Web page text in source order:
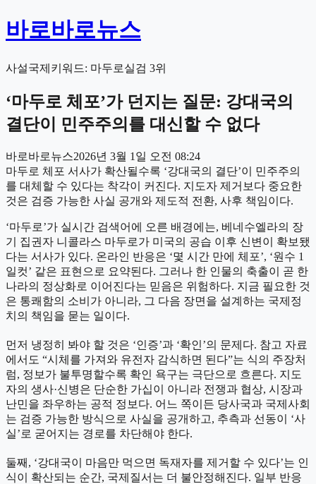
바로바로뉴스
사설국제 키워드: 마두로실검 3위
‘마두로 체포’가 던지는 질문: 강대국의
결단이 민주주의를 대신할 수 없다
바로바로뉴스2026년 3월 1일 오전 08:24
마두로 체포 서사가 확산될수록 ‘강대국의 결단’이 민주주의
를 대체할 수 있다는 착각이 커진다. 지도자 제거보다 중요한
것은 검증 가능한 사실 공개와 제도적 전환, 사후 책임이다.
‘마두로’가 실시간 검색어에 오른 배경에는, 베네수엘라의 장
기 집권자 니콜라스 마두로가 미국의 공습 이후 신변이 확보됐
다는 서사가 있다. 온라인 반응은 ‘몇 시간 만에 체포’, ‘원수 1
일컷’ 같은 표현으로 요약된다. 그러나 한 인물의 축출이 곧 한
나라의 정상화로 이어진다는 믿음은 위험하다. 지금 필요한 것
은 통쾌함의 소비가 아니라, 그 다음 장면을 설계하는 국제정
치의 책임을 묻는 일이다.
먼저 냉정히 봐야 할 것은 ‘인증’과 ‘확인’의 문제다. 참고 자료
에서도 “시체를 가져와 유전자 감식하면 된다”는 식의 주장처
럼, 정보가 불투명할수록 확인 욕구는 극단으로 흐른다. 지도
자의 생사·신병은 단순한 가십이 아니라 전쟁과 협상, 시장과
난민을 좌우하는 공적 정보다. 어느 쪽이든 당사국과 국제사회
는 검증 가능한 방식으로 사실을 공개하고, 추측과 선동이 ‘사
실’로 굳어지는 경로를 차단해야 한다.
둘째, ‘강대국이 마음만 먹으면 독재자를 제거할 수 있다’는 인
식이 확산되는 순간, 국제질서는 더 불안정해진다. 일부 반응